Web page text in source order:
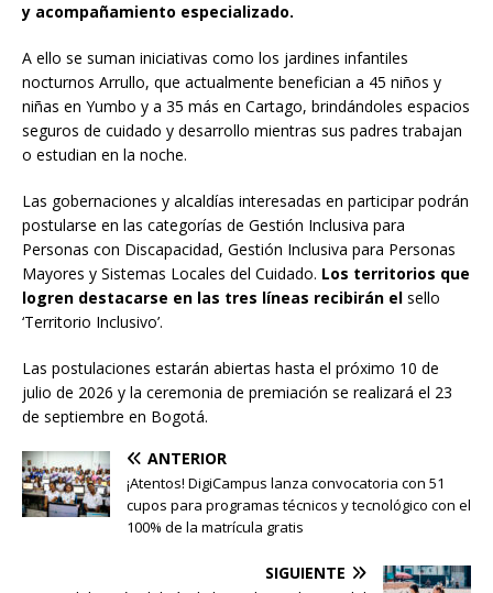
y acompañamiento especializado.
A ello se suman iniciativas como los jardines infantiles
nocturnos Arrullo, que actualmente benefician a 45 niños y
niñas en Yumbo y a 35 más en Cartago, brindándoles espacios
seguros de cuidado y desarrollo mientras sus padres trabajan
o estudian en la noche.
Las gobernaciones y alcaldías interesadas en participar podrán
postularse en las categorías de Gestión Inclusiva para
Personas con Discapacidad, Gestión Inclusiva para Personas
Mayores y Sistemas Locales del Cuidado. Los territorios que
logren destacarse en las tres líneas recibirán el sello
‘Territorio Inclusivo’.
Las postulaciones estarán abiertas hasta el próximo 10 de
julio de 2026 y la ceremonia de premiación se realizará el 23
de septiembre en Bogotá.
ANTERIOR
¡Atentos! DigiCampus lanza convocatoria con 51
cupos para programas técnicos y tecnológico con el
100% de la matrícula gratis
SIGUIENTE